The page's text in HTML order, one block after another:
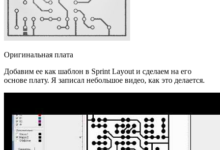
Оригинальная плата
Добавим ее как шаблон в Sprint Layout и сделаем на его
основе плату. Я записал небольшое видео, как это делается.